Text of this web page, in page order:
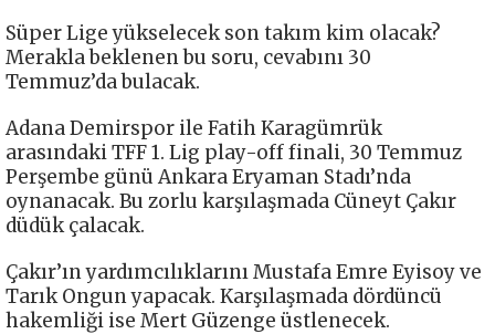
Süper Lige yükselecek son takım kim olacak?
Merakla beklenen bu soru, cevabını 30
Temmuz’da bulacak.
Adana Demirspor ile Fatih Karagümrük
arasındaki TFF 1. Lig play-off finali, 30 Temmuz
Perşembe günü Ankara Eryaman Stadı’nda
oynanacak. Bu zorlu karşılaşmada Cüneyt Çakır
düdük çalacak.
Çakır’ın yardımcılıklarını Mustafa Emre Eyisoy ve
Tarık Ongun yapacak. Karşılaşmada dördüncü
hakemliği ise Mert Güzenge üstlenecek.